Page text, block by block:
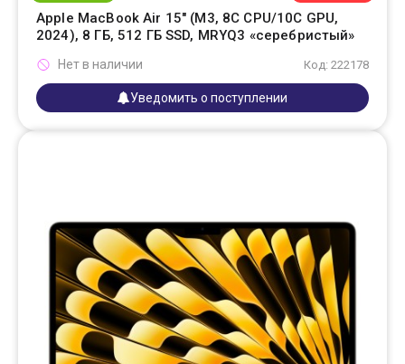
Apple MacBook Air 15" (M3, 8C CPU/10C GPU,
2024), 8 ГБ, 512 ГБ SSD, MRYQ3 «серебристый»
Код: 222178
Нет в наличии
Уведомить о поступлении